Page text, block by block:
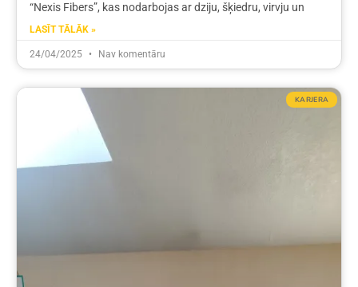
“Nexis Fibers”, kas nodarbojas ar dziju, šķiedru, virvju un
LASĪT TĀLĀK »
24/04/2025 Nav komentāru
KARJERA